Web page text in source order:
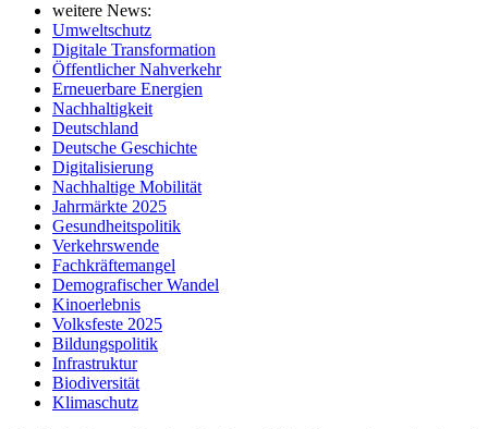
weitere News:
Umweltschutz
Digitale Transformation
Öffentlicher Nahverkehr
Erneuerbare Energien
Nachhaltigkeit
Deutschland
Deutsche Geschichte
Digitalisierung
Nachhaltige Mobilität
Jahrmärkte 2025
Gesundheitspolitik
Verkehrswende
Fachkräftemangel
Demografischer Wandel
Kinoerlebnis
Volksfeste 2025
Bildungspolitik
Infrastruktur
Biodiversität
Klimaschutz